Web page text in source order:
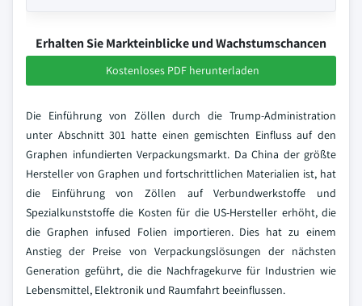
Erhalten Sie Markteinblicke und Wachstumschancen
Kostenloses PDF herunterladen
Die Einführung von Zöllen durch die Trump-Administration
unter Abschnitt 301 hatte einen gemischten Einfluss auf den
Graphen infundierten Verpackungsmarkt. Da China der größte
Hersteller von Graphen und fortschrittlichen Materialien ist, hat
die Einführung von Zöllen auf Verbundwerkstoffe und
Spezialkunststoffe die Kosten für die US-Hersteller erhöht, die
die Graphen infused Folien importieren. Dies hat zu einem
Anstieg der Preise von Verpackungslösungen der nächsten
Generation geführt, die die Nachfragekurve für Industrien wie
Lebensmittel, Elektronik und Raumfahrt beeinflussen.